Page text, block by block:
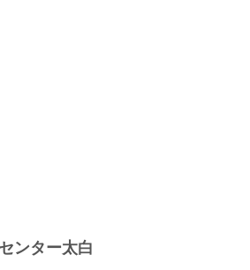
ンター太白